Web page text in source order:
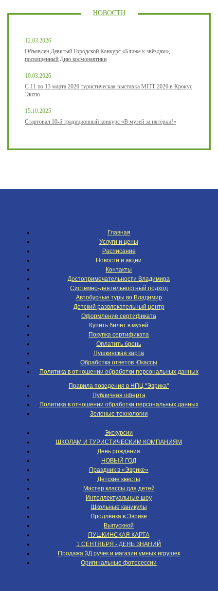
НОВОСТИ
12.03.2026
Объявлен Девятый Городской Конкурс «Ближе к звёздам»,
посвященный Дню космонавтики
10.03.2026
С 11 по 13 марта 2026 туристическая выставка MITT 2026 в Крокус
Экспо
15.10.2025
Стартовал 10-й традиционный конкурс «В музей за пятёрки!»
Главная
Услуги и цены
Расписание
Новости и акции
Контакты
Достопримечательности Владимира
Системно-деятельностный подход
Автобусные туры во Владимир
Детский развлекательный центр
Оформление сертификата
Купить билет в музей
Покупка сертификата
Оплатить бронь
Пушкинская карта
Обработка ответов Юкассы
Политика в отношении обработки персональных данных
Правила поведения в НПЦ "Эврика"
Публичная оферта
Политика в отношении обработки персональных данных
Зеленые технологии
Экскурсии
ШКОЛАМ И ТУРИСТИЧЕСКИМ КОМПАНИЯМ
День рождения
НОВЫЙ ГОД
Праздник в «Эврике»
Детские квесты
Мастер классы для детей
Интеллектуальные шоу
Школьные каникулы
Продлёнка в Эврике
Выпускной
ПУШКИНСКАЯ КАРТА
1 СЕНТЯБРЯ - ДЕНЬ ЗНАНИЙ
Продажа 3Д ручек и магазин умных игрушек
Оригинальные фотосессии